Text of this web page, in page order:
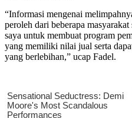
“Informasi mengenai
peroleh dari beberapa
saya untuk membuat program
yang memiliki nilai jual serta
yang berlebihan,” ucap Fadel.